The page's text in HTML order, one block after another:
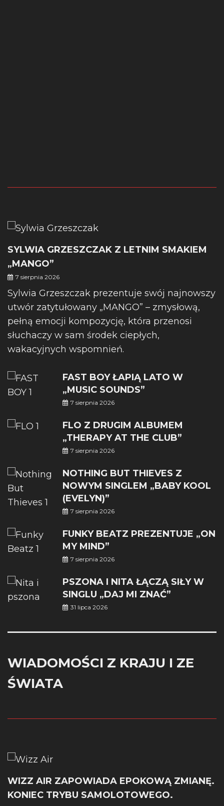
SYLWIA GRZESZCZAK Z LETNIM SMAKIEM
„MANGO”
7 sierpnia 2026
Sylwia Grzeszczak prezentuje swój najnowszy
utwór zatytułowany „MANGO” – zmysłową,
pełną emocji kompozycję, która przenosi
słuchaczy w sam środek ciepłych,
wakacyjnych wspomnień.
FAST BOY ŁAPIĄ LATO W
„MUSIC SOUNDS”
7 sierpnia 2026
FLO Z DRUGIM ALBUMEM
„THERAPY AT THE CLUB”
7 sierpnia 2026
NOTHING BUT THIEVES Z
NOWYM SINGLEM „BABY KOOL
(EVELYN)”
7 sierpnia 2026
FUNKY BEATZ PREZENTUJE „ON
MY MIND”
7 sierpnia 2026
PSZONA I NITA ŁĄCZĄ SIŁY W
SINGLU „DAJ MI ZNAĆ”
31 lipca 2026
WIADOMOŚCI Z KRAJU I ZE
ŚWIATA
WIZZ AIR ZAPOWIADA EPOKOWĄ ZMIANĘ.
KONIEC TRYBU SAMOLOTOWEGO.